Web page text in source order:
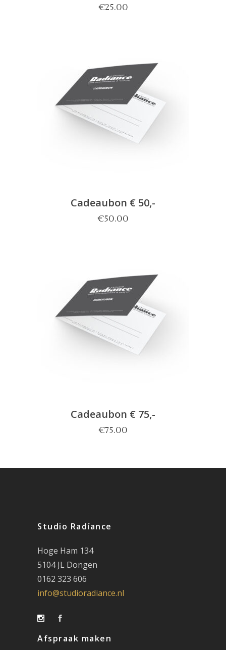
€25.00
Cadeaubon € 50,-
€50.00
Cadeaubon € 75,-
€75.00
Studio Radíance
Hoge Ham 134
5104 JL Dongen
0162 323 606
info@studioradiance.nl
Afspraak maken